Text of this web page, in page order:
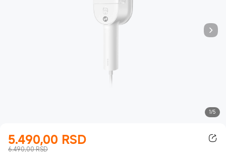
1/5
5.490,00 RSD
Current Price RSD5490.00
6.490,00 RSD